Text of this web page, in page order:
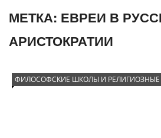
МЕТКА: ЕВРЕИ В
АРИСТОКРАТИИ
ФИЛОСОФСКИЕ ШКОЛЫ И РЕЛИГИОЗНЫЕ